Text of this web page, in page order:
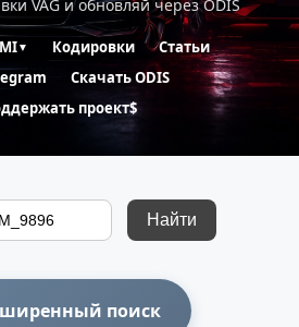
VAG и обновляй через ODIS
▼ Кодировки
Статьи
Скачать ODIS
проект$
Найти
поиск